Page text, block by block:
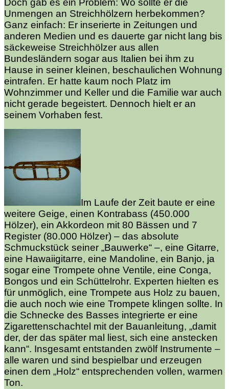
Doch gab es ein Problem: Wo sollte er die
Unmengen an Streichhölzern herbekommen?
Ganz einfach: Er inserierte in Zeitungen und
anderen Medien und es dauerte gar nicht lang bis
säckeweise Streichhölzer aus allen
Bundesländern sogar aus Italien bei ihm zu
Hause in seiner kleinen, beschaulichen Wohnung
eintrafen. Er hatte kaum noch Platz im
Wohnzimmer und Keller und die Familie war auch
nicht gerade begeistert. Dennoch hielt er an
seinem Vorhaben fest.
Im Laufe der Zeit baute er eine
weitere Geige, einen Kontrabass (450.000
Hölzer), ein Akkordeon mit 80 Bässen und 7
Register (80.000 Hölzer) – das absolute
Schmuckstück seiner „Bauwerke“ –, eine Gitarre,
eine Hawaiigitarre, eine Mandoline, ein Banjo, ja
sogar eine Trompete ohne Ventile, eine Conga,
Bongos und ein Schüttelrohr. Experten hielten es
für unmöglich, eine Trompete aus Holz zu bauen,
die auch noch wie eine Trompete klingen sollte. In
die Schnecke des Basses integrierte er eine
Zigarettenschachtel mit der Bauanleitung, „damit
der, der das später mal liest, sich eine anstecken
kann“. Insgesamt entstanden zwölf Instrumente –
alle waren und sind bespielbar und erzeugen
einen dem „Holz“ entsprechenden vollen, warmen
Ton.